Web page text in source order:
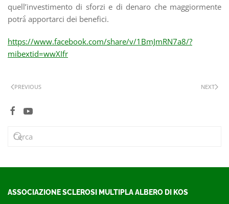
quell’investimento di sforzi e di denaro che maggiormente
potrà̀ apportarci dei benefici.
https://www.facebook.com/share/v/1BmJmRN7a8/?
mibextid=wwXIfr
PREVIOUS NEXT
ASSOCIAZIONE SCLEROSI MULTIPLA ALBERO DI KOS